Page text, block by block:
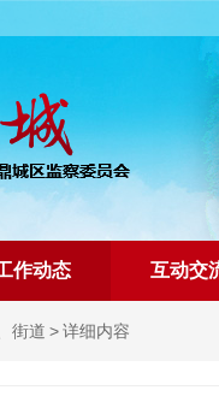
作动态 互动交
街道 >详细内容